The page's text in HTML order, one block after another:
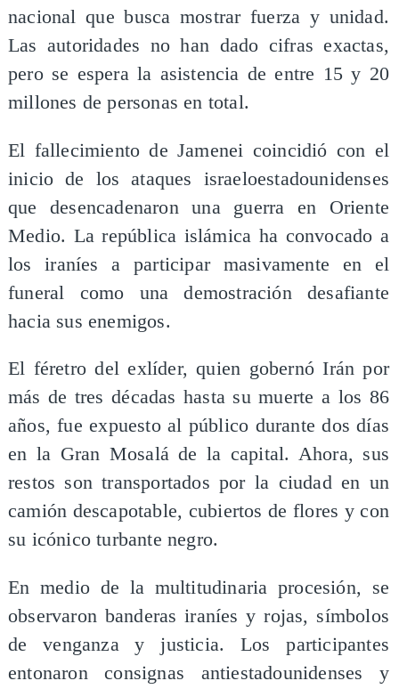
nacional que busca mostrar fuerza y unidad.
Las autoridades no han dado cifras exactas,
pero se espera la asistencia de entre 15 y 20
millones de personas en total.
El fallecimiento de Jamenei coincidió con el
inicio de los ataques israeloestadounidenses
que desencadenaron una guerra en Oriente
Medio. La república islámica ha convocado a
los iraníes a participar masivamente en el
funeral como una demostración desafiante
hacia sus enemigos.
El féretro del exlíder, quien gobernó Irán por
más de tres décadas hasta su muerte a los 86
años, fue expuesto al público durante dos días
en la Gran Mosalá de la capital. Ahora, sus
restos son transportados por la ciudad en un
camión descapotable, cubiertos de flores y con
su icónico turbante negro.
En medio de la multitudinaria procesión, se
observaron banderas iraníes y rojas, símbolos
de venganza y justicia. Los participantes
entonaron consignas antiestadounidenses y